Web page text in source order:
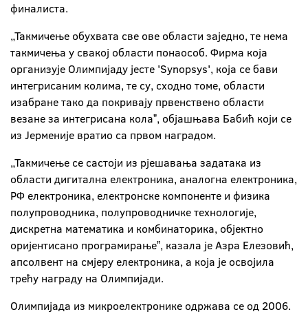
финалиста.
„Такмичење обухвата све ове области заједно, те нема
такмичења у свакој области понаособ. Фирма која
организује Олимпијаду јесте 'Synopsys', која се бави
интегрисаним колима, те су, сходно томе, области
изабране тако да покривају првенствено области
везане за интегрисана колаˮ, објашњава Бабић који се
из Јерменије вратио са првом наградом.
„Такмичење се састоји из рјешавања задатака из
области дигитална електроника, аналогна електроника,
РФ електроника, електронске компоненте и физика
полупроводника, полупроводничке технологије,
дискретна математика и комбинаторика, објектно
оријентисано програмирањеˮ, казала је Азра Елезовић,
апсолвент на смјеру електроника, a која је освојила
трећу награду на Олимпијади.
Олимпијада из микроелектронике одржава се од 2006.